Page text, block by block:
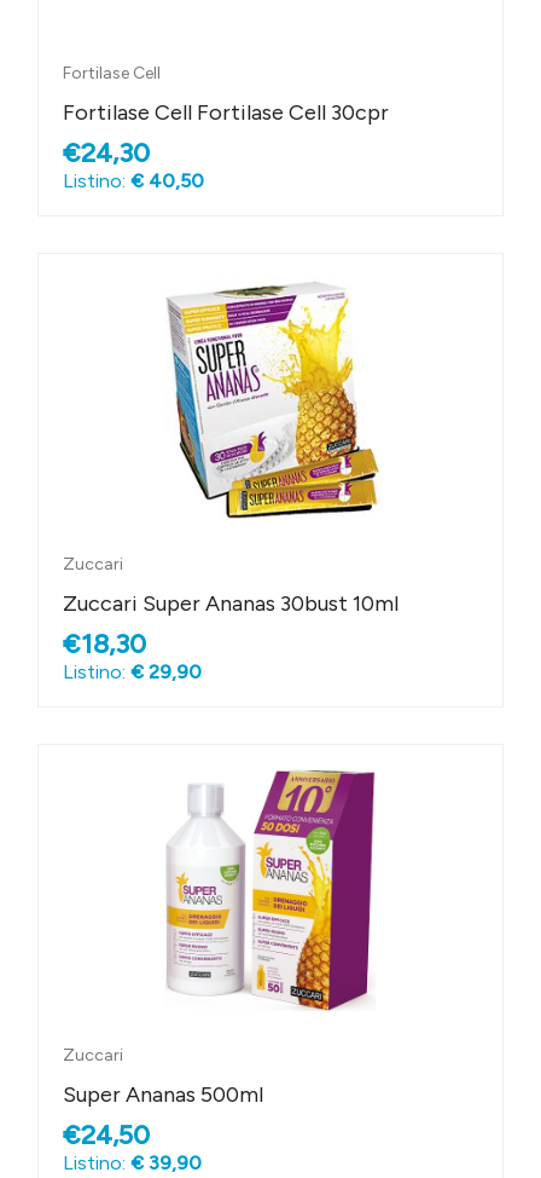
Fortilase Cell
Fortilase Cell Fortilase Cell 30cpr
€24,30
Listino: € 40,50
Zuccari
Zuccari Super Ananas 30bust 10ml
€18,30
Listino: € 29,90
Zuccari
Super Ananas 500ml
€24,50
Listino: € 39,90